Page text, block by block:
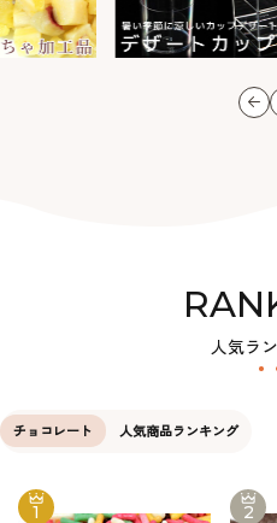
人気ラ
チョコレート 人気商品ランキング
1 2